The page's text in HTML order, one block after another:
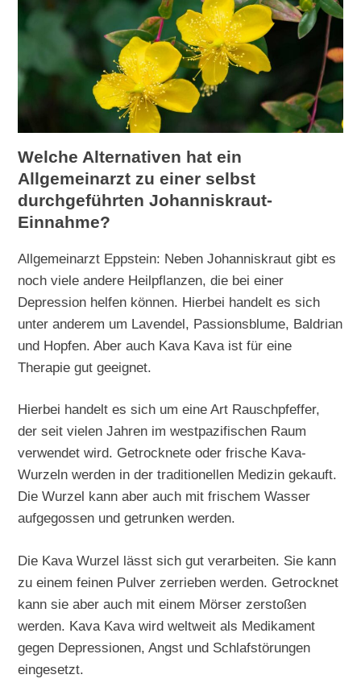
Welche Alternativen hat ein
Allgemeinarzt zu einer selbst
durchgeführten Johanniskraut-
Einnahme?
Allgemeinarzt Eppstein: Neben Johanniskraut gibt es
noch viele andere Heilpflanzen, die bei einer
Depression helfen können. Hierbei handelt es sich
unter anderem um Lavendel, Passionsblume, Baldrian
und Hopfen. Aber auch Kava Kava ist für eine
Therapie gut geeignet.
Hierbei handelt es sich um eine Art Rauschpfeffer,
der seit vielen Jahren im westpazifischen Raum
verwendet wird. Getrocknete oder frische Kava-
Wurzeln werden in der traditionellen Medizin gekauft.
Die Wurzel kann aber auch mit frischem Wasser
aufgegossen und getrunken werden.
Die Kava Wurzel lässt sich gut verarbeiten. Sie kann
zu einem feinen Pulver zerrieben werden. Getrocknet
kann sie aber auch mit einem Mörser zerstoßen
werden. Kava Kava wird weltweit als Medikament
gegen Depressionen, Angst und Schlafstörungen
eingesetzt.